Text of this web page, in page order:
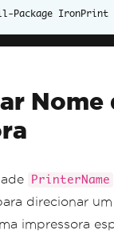
Package IronPrint
Nome
PrinterName
direcionar
impressora